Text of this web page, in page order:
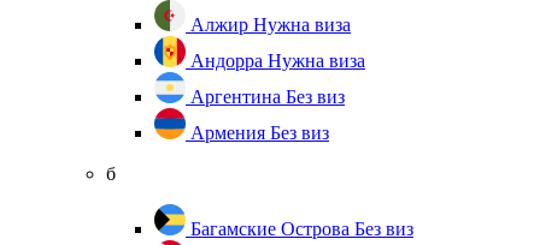
Алжир Нужна виза
Андорра Нужна виза
Аргентина Без виз
Армения Без виз
б
Багамские Острова Без виз